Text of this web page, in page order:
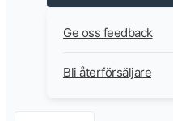
Ge oss feedback
Bli återförsäljare